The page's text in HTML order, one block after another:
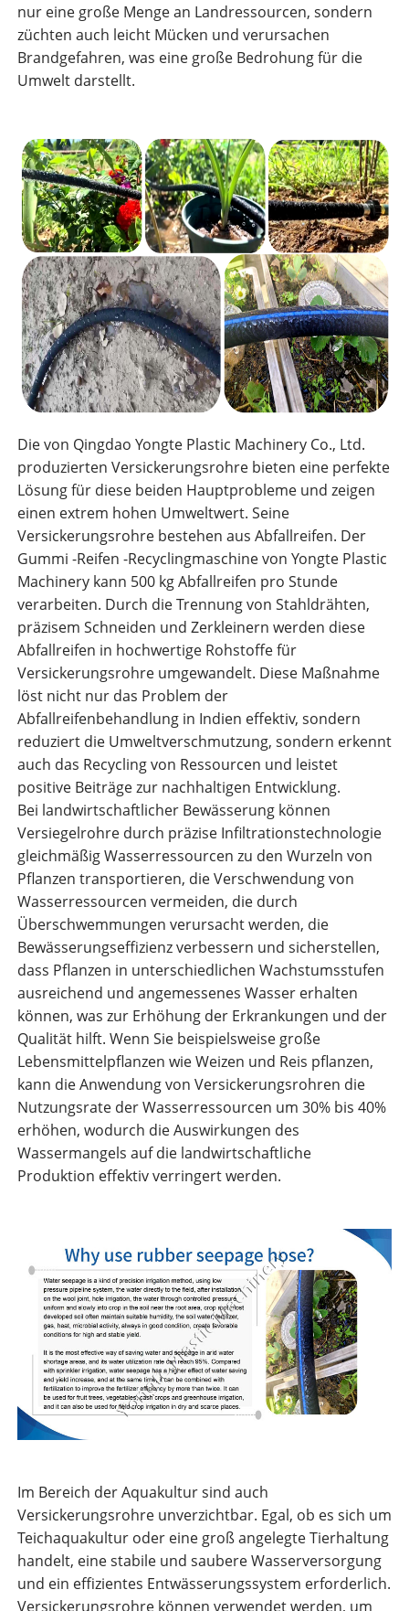
nur eine große Menge an Landressourcen, sondern
züchten auch leicht Mücken und verursachen
Brandgefahren, was eine große Bedrohung für die
Umwelt darstellt.
Die von Qingdao Yongte Plastic Machinery Co., Ltd.
produzierten Versickerungsrohre bieten eine perfekte
Lösung für diese beiden Hauptprobleme und zeigen
einen extrem hohen Umweltwert. Seine
Versickerungsrohre bestehen aus Abfallreifen. Der
Gummi -Reifen -Recyclingmaschine von Yongte Plastic
Machinery kann 500 kg Abfallreifen pro Stunde
verarbeiten. Durch die Trennung von Stahldrähten,
präzisem Schneiden und Zerkleinern werden diese
Abfallreifen in hochwertige Rohstoffe für
Versickerungsrohre umgewandelt. Diese Maßnahme
löst nicht nur das Problem der
Abfallreifenbehandlung in Indien effektiv, sondern
reduziert die Umweltverschmutzung, sondern erkennt
auch das Recycling von Ressourcen und leistet
positive Beiträge zur nachhaltigen Entwicklung.
Bei landwirtschaftlicher Bewässerung können
Versiegelrohre durch präzise Infiltrationstechnologie
gleichmäßig Wasserressourcen zu den Wurzeln von
Pflanzen transportieren, die Verschwendung von
Wasserressourcen vermeiden, die durch
Überschwemmungen verursacht werden, die
Bewässerungseffizienz verbessern und sicherstellen,
dass Pflanzen in unterschiedlichen Wachstumsstufen
ausreichend und angemessenes Wasser erhalten
können, was zur Erhöhung der Erkrankungen und der
Qualität hilft. Wenn Sie beispielsweise große
Lebensmittelpflanzen wie Weizen und Reis pflanzen,
kann die Anwendung von Versickerungsrohren die
Nutzungsrate der Wasserressourcen um 30% bis 40%
erhöhen, wodurch die Auswirkungen des
Wassermangels auf die landwirtschaftliche
Produktion effektiv verringert werden.
Im Bereich der Aquakultur sind auch
Versickerungsrohre unverzichtbar. Egal, ob es sich um
Teichaquakultur oder eine groß angelegte Tierhaltung
handelt, eine stabile und saubere Wasserversorgung
und ein effizientes Entwässerungssystem erforderlich.
Versickerungsrohre können verwendet werden, um